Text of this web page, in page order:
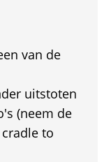
van de
uitstoten
(neem de
to